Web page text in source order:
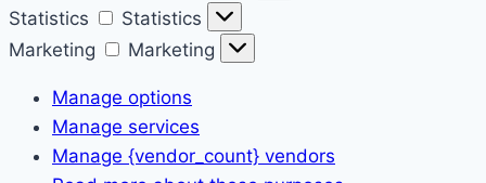
Statistics
Statistics
Marketing
Marketing
Manage options
Manage services
Manage {vendor_count} vendors